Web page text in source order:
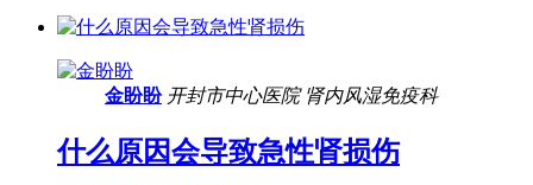
金盼盼 开封市中心医院 肾内风湿免疫科
什么原因会导致急性肾损伤